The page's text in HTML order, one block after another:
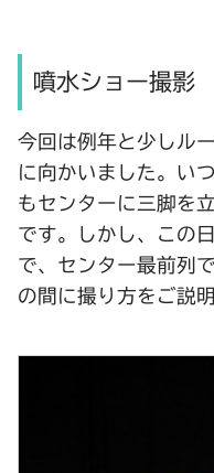
噴水ショー撮影
今回は例年と少しル
に向かいました。い
もセンターに三脚を
です。しかし、この
で、センター最前列
の間に撮り方をご説